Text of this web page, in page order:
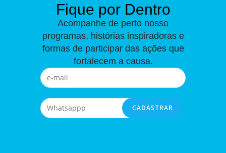
Fique por Dentro
Acompanhe de perto nosso
programas, histórias inspiradoras e
formas de participar das ações que
fortalecem a causa.